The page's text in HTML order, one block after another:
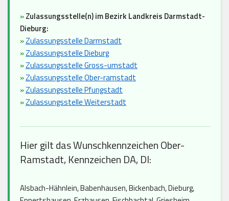
»Zulassungsstelle(n) im Bezirk Landkreis Darmstadt-
Dieburg:
»Zulassungsstelle Darmstadt
»Zulassungsstelle Dieburg
»Zulassungsstelle Gross-umstadt
»Zulassungsstelle Ober-ramstadt
»Zulassungsstelle Pfungstadt
»Zulassungsstelle Weiterstadt
Hier gilt das Wunschkennzeichen Ober-
Ramstadt, Kennzeichen DA, DI:
Alsbach-Hähnlein, Babenhausen, Bickenbach, Dieburg,